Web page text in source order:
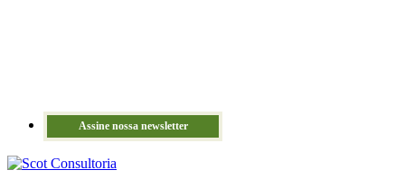
Assine nossa newsletter